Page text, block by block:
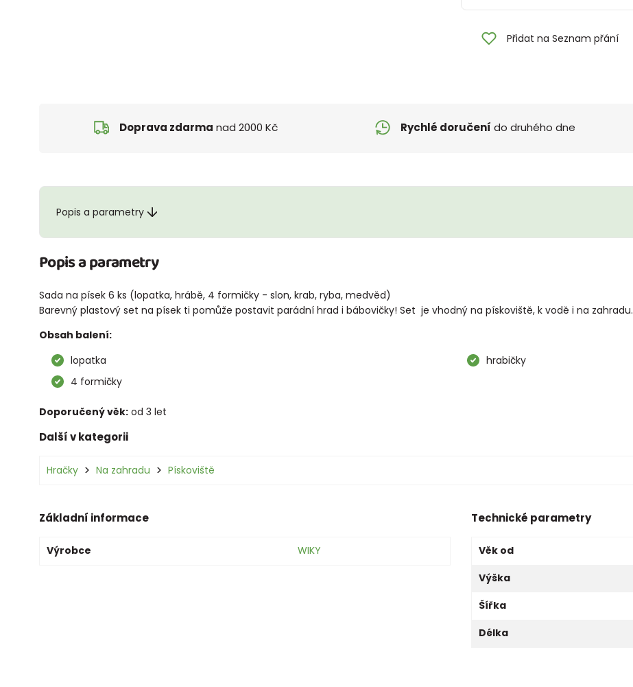
Přidat na Seznam přání
Doprava zdarma nad 2000 Kč Rychlé doručení do druhého dne
Popis a parametry
Popis a parametry
Sada na písek 6 ks (lopatka, hrábě, 4 formičky - slon, krab, ryba, medvěd)
Barevný plastový set na písek ti pomůže postavit parádní hrad i bábovičky! Set je vhodný na pískoviště, k vodě i na zahradu.
Obsah balení:
lopatka
hrabičky
4 formičky
Doporučený věk: od 3 let
Další v kategorii
Hračky Na zahradu Pískoviště
Základní informace
Výrobce WIKY
Technické parametry
Věk od
Výška
Šířka
Délka